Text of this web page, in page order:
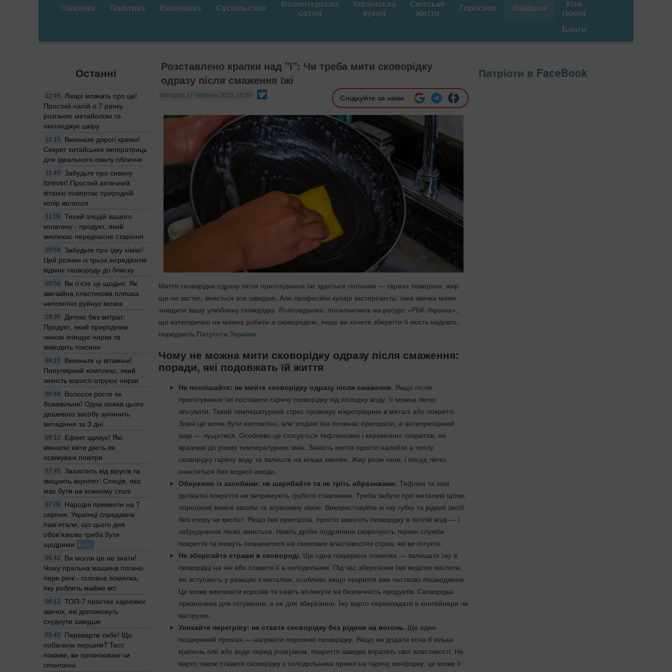
Головна Політика Економіка Суспільство Волонтерська
сотня
Українська
кухня
Світське
життя Гороскоп Лайфхак Хіти
тижня
Блоги
Останні
12:45
Лікарі мовчать про це!
Простий напій о 7 ранку
розганяє метаболізм та
омолоджує шкіру
12:15
Викиньте дорогі креми!
Секрет китайських імператриць
для ідеального овалу обличчя
11:45
Забудьте про сивину
forever! Простий аптечний
вітамін повертає природній
колір волосся
11:09
Тихий злодій вашого
колагену - продукт, який
викликає передчасне старіння
10:59
Забудьте про їдку хімію!
Цей розчин із трьох інгредієнтів
відмиє сковороду до блиску
09:50
Ви п'єте це щодня: Як
звичайна пластикова пляшка
непомітно руйнує мозок
09:35
Детокс без витрат:
Продукт, який природним
чином очищує нирки та
виводить токсини
09:15
Викиньте ці вітаміни!
Популярний комплекс, який
замість користі отруює нирки
08:48
Волосся росте як
божевільне! Одна ложка цього
дешевого засобу зупинить
випадіння за 3 дні
08:12
Ефект здивує! Які
кімнатні квіти діють як
освіжувачі повітря
07:45
Захистить від вірусів та
зміцнить імунітет: Спеція, яка
має бути на кожному столі
07:09
Народні прикмети на 7
серпня. Українці спрадавна
пам'ятали, що цього дня
обов'язково треба бути
щедрими
Блог
06:42
Ви могли це не знати!
Чому пральна машина погано
пере речі - головна помилка,
яку роблять майже всі
06:12
ТОП-7 простих харчових
звичок, які допоможуть
схуднути швидше
05:40
Переварте себе! Що
побачили першим? Тест
покаже, ви організовані чи
спонтанні
Розставлено крапки над "і": Чи треба мити сковорідку
одразу після смаження їжі
вівторок, 17 червень 2025, 18:50 Слідкуйте за нами
Миття сковорідки одразу після приготування їжі здається логічним — гаряча поверхня, жир
ще не застиг, змиється все швидше. Але професійні кухарі застерігають: така звичка може
знищити вашу улюблену сковорідку. Розповідаємо, посилаючись на ресурс «РБК-Україна»,
що категорично не можна робити зі сковородою, якщо ви хочете зберегти її якість надовго,
передають Патріоти України.
Чому не можна мити сковорідку одразу після смаження:
поради, які подовжать їй життя
Не поспішайте: не мийте сковорідку одразу після смаження. Якщо після
приготування їжі поставити гарячу сковорідку під холодну воду, її можна легко
зіпсувати. Такий температурний стрес провокує мікротріщини в металі або покритті.
Зовні це може бути непомітно, але згодом їжа починає пригорати, а антипригарний
шар — лущитися. Особливо це стосується тефлонових і керамічних покриттів, які
вразливі до різких температурних змін. Замість миття просто налийте в теплу
сковорідку гарячу воду та залиште на кілька хвилин. Жир розм’якне, і посуд легко
очиститься без жодної шкоди.
Обережно із засобами: не шкрябайте та не тріть абразивами. Тефлон та інші
делікатні покриття не витримують грубого ставлення. Треба забути про металеві щітки,
порошкові миючі засоби та агресивну хімію. Використовуйте м’яку губку та рідкий засіб
без хлору чи кислот. Якщо їжа пригоріла, просто замочіть сковорідку в теплій воді — і
забруднення легко змиється. Навіть дрібні подряпини скорочують термін служби
покриття та можуть позначитися на смакових властивостях страв, які ви готуєте.
Не зберігайте страви в сковороді. Ще одна поширена помилка — залишати їжу в
сковорідці на ніч або ставити її в холодильник. Під час зберігання їжа виділяє кислоти,
які вступають у реакцію з металом, особливо якщо покриття вже частково пошкоджене.
Це може викликати корозію та навіть вплинути на безпечність продуктів. Сковорідка
призначена для готування, а не для зберігання. Їжу варто перекладати в контейнери чи
каструлю.
Уникайте перегріву: не ставте сковорідку без рідини на вогонь. Ще один
поширений промах — нагрівати порожню сковорідку. Якщо не додати хоча б кілька
крапель олії або води перед розігрівом, покриття швидко втратить свої властивості. Не
варто також ставити сковорідку з холодильника прямо на гарячу конфорку, це може її
Патріоти в FaceBook